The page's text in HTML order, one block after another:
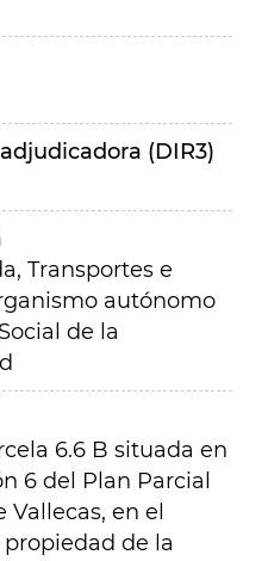
(DIR3)
Transportes e
autónomo
de la
6.6 B situada en
6 del Plan Parcial
Vallecas, en el
de la